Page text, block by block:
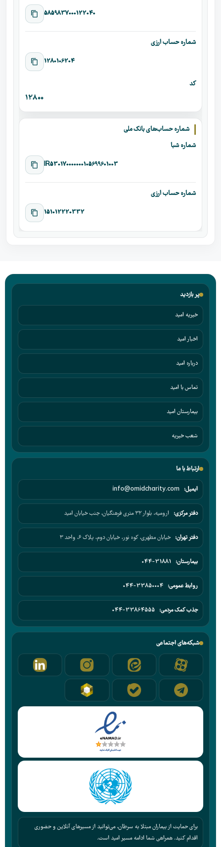
5859837000122040
شماره حساب ارزی
1280106204
کد
12800
شماره حساب‌های بانک ملی
شماره شبا
IR530170000000105699601003
شماره حساب ارزی
151012220332
پر بازدید
خیریه امید
اخبار امید
درباره امید
تماس با امید
بیمارستان امید
شعب خیریه
ارتباط با ما
ایمیل: info@omidcharity.com
دفتر مرکزی: ارومیه، بلوار ۳۲ متری فرهنگیان، جنب خیابان امید
دفتر تهران: خیابان مطهری، کوه نور، خیابان دوم، پلاک ۶، واحد ۳
بیمارستان: 044-31881
روابط عمومی: 044-33850004
جذب کمک مردمی: 044-33864555
شبکه‌های اجتماعی
برای حمایت از بیماران مبتلا به سرطان، می‌توانید از مسیرهای آنلاین و حضوری
اقدام کنید. همراهی شما ادامه مسیر امید است.